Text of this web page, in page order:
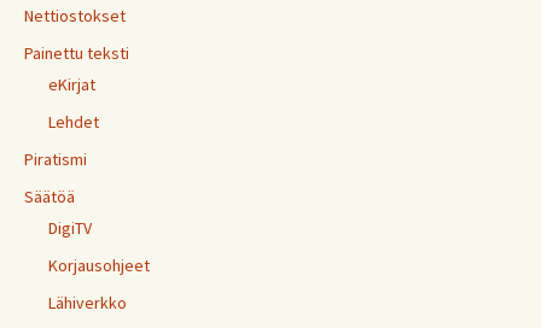
Nettiostokset
Painettu teksti
eKirjat
Lehdet
Piratismi
Säätöä
DigiTV
Korjausohjeet
Lähiverkko